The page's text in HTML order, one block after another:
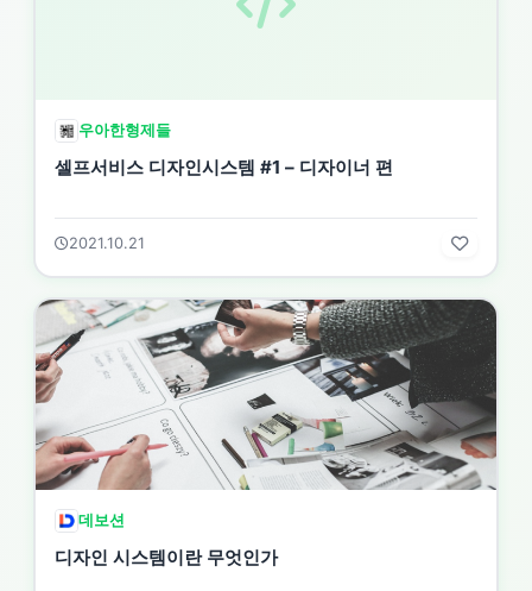
우아한형제들
셀프서비스 디자인시스템 #1 – 디자이너 편
2021.10.21
데보션
디자인 시스템이란 무엇인가